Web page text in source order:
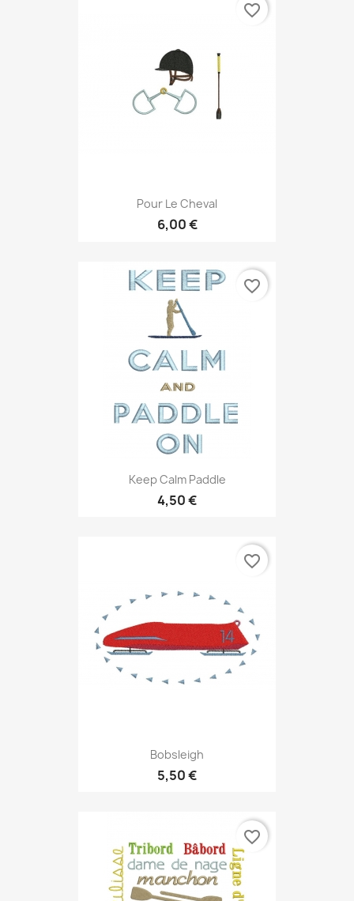
Pour Le Cheval
6,00 €
favorite_border
Keep Calm Paddle
4,50 €
favorite_border
Bobsleigh
5,50 €
favorite_border
favorite_border